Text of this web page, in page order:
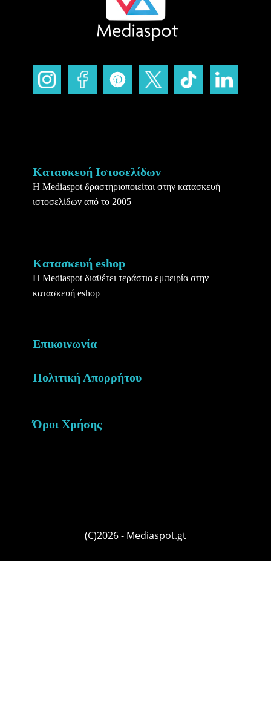
Κατασκευή Ιστοσελίδων
Η Mediaspot δραστηριοποιείται στην κατασκευή
ιστοσελίδων από το 2005
Κατασκευή eshop
Η Mediaspot διαθέτει τεράστια εμπειρία στην
κατασκευή eshop
Επικοινωνία
Πολιτική Απορρήτου
Όροι Χρήσης
(C)2026 - Mediaspot.gt